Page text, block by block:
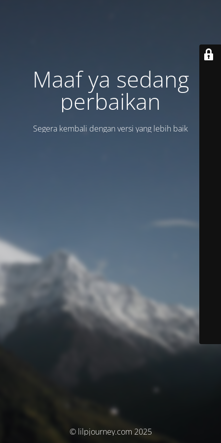
Maaf ya sedang
perbaikan
Segera kembali dengan versi yang lebih baik
© lilpjourney.com 2025